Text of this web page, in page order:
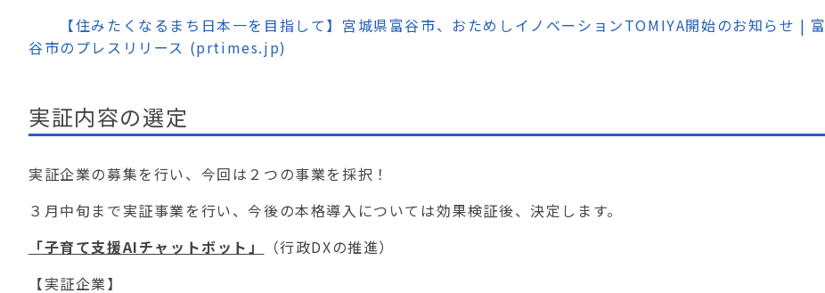
【住みたくなるまち日本一を目指して】宮城県富谷市、おためしイノベーションTOMIYA開始のお知らせ | 富
谷市のプレスリリース (prtimes.jp)
実証内容の選定
実証企業の募集を行い、今回は２つの事業を採択！
３月中旬まで実証事業を行い、今後の本格導入については効果検証後、決定します。
「子育て支援AIチャットボット」
（行政DXの推進）
【実証企業】